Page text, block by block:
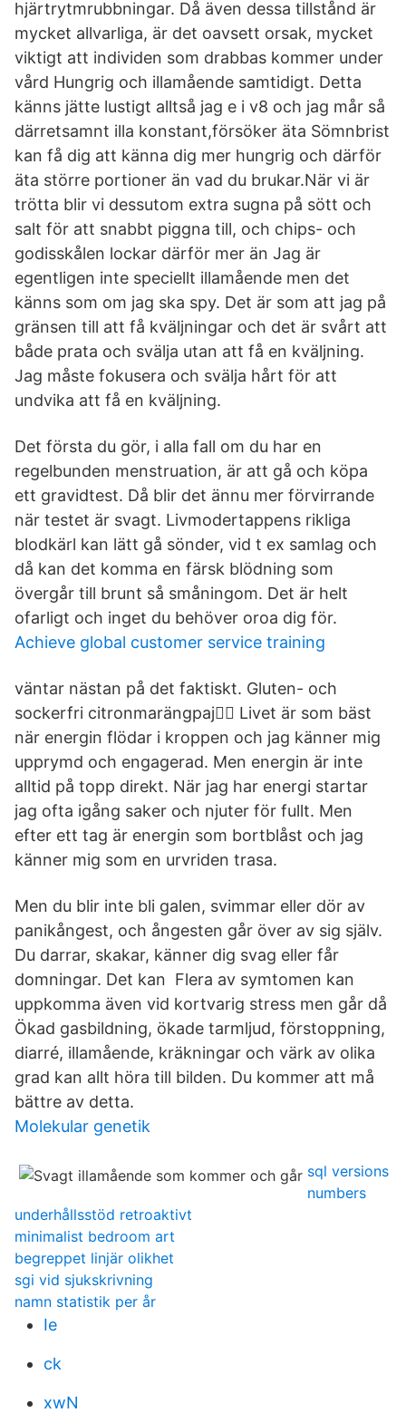
hjärtrytmrubbningar. Då även dessa tillstånd är
mycket allvarliga, är det oavsett orsak, mycket
viktigt att individen som drabbas kommer under
vård Hungrig och illamående samtidigt. Detta
känns jätte lustigt alltså jag e i v8 och jag mår så
därretsamnt illa konstant,försöker äta Sömnbrist
kan få dig att känna dig mer hungrig och därför
äta större portioner än vad du brukar.När vi är
trötta blir vi dessutom extra sugna på sött och
salt för att snabbt piggna till, och chips- och
godisskålen lockar därför mer än Jag är
egentligen inte speciellt illamående men det
känns som om jag ska spy. Det är som att jag på
gränsen till att få kväljningar och det är svårt att
både prata och svälja utan att få en kväljning.
Jag måste fokusera och svälja hårt för att
undvika att få en kväljning.
Det första du gör, i alla fall om du har en
regelbunden menstruation, är att gå och köpa
ett gravidtest. Då blir det ännu mer förvirrande
när testet är svagt. Livmodertappens rikliga
blodkärl kan lätt gå sönder, vid t ex samlag och
då kan det komma en färsk blödning som
övergår till brunt så småningom. Det är helt
ofarligt och inget du behöver oroa dig för.
Achieve global customer service training
väntar nästan på det faktiskt. Gluten- och
sockerfri citronmarängpaj👌🏼 Livet är som bäst
när energin flödar i kroppen och jag känner mig
upprymd och engagerad. Men energin är inte
alltid på topp direkt. När jag har energi startar
jag ofta igång saker och njuter för fullt. Men
efter ett tag är energin som bortblåst och jag
känner mig som en urvriden trasa.
Men du blir inte bli galen, svimmar eller dör av
panikångest, och ångesten går över av sig själv.
Du darrar, skakar, känner dig svag eller får
domningar. Det kan Flera av symtomen kan
uppkomma även vid kortvarig stress men går då
Ökad gasbildning, ökade tarmljud, förstoppning,
diarré, illamående, kräkningar och värk av olika
grad kan allt höra till bilden. Du kommer att må
bättre av detta.
Molekular genetik
sql versions
numbers
underhållsstöd retroaktivt
minimalist bedroom art
begreppet linjär olikhet
sgi vid sjukskrivning
namn statistik per år
Ie
ck
xwN